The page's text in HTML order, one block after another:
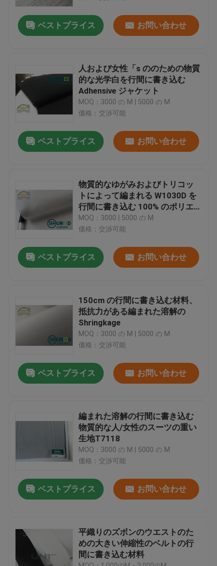
製品
わたしたち に つい て
工場 ツアー
連絡 ください
事件
引金 を 求め て ください
可融性に行間に書き込むこと
ベストプライス お問い合わせ
人および女性「s ののための物質
的な光学白を行間に書き込む
Adhensive ジャケット
MOQ：3000 の M | 5000 の M
価格：交渉可能
ベストプライス お問い合わせ
物質的なゆがみおよびトリコッ
トによって編まれる W1030D を
行間に書き込む 100% のポリエ
ステル
MOQ：3000 | 5000 の M
価格：交渉可能
ベストプライス お問い合わせ
150cm の行間に書き込む材料、
抵抗力がある編まれた溶解の
Shringkage
MOQ：3000 の M | 5000 の M
価格：交渉可能
ベストプライス お問い合わせ
編まれた溶解の行間に書き込む
物質的な人/女性のスーツの重い
生地T7118
MOQ：3000 の M | 5000 の M
価格：交渉可能
ベストプライス お問い合わせ
平織りのズボンのウエストのた
めの大きい伸縮性のベルトの行
間に書き込む材料